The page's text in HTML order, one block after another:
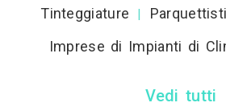
Tinteggiature
| Parquettisti
Imprese di Impianti di
Vedi tutti